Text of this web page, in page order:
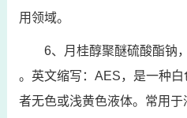
用领域。
6、月桂醇聚醚硫酸酯钠
。英文缩写：AES，是一种
者无色或浅黄色液体。常用